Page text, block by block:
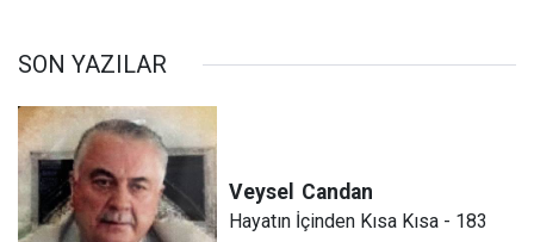
SON YAZILAR
Veysel Candan
Hayatın İçinden Kısa Kısa - 183